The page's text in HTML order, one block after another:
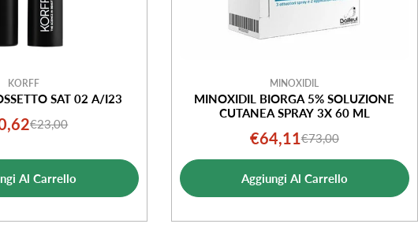
KORFF
SAT 02 A/I23
Prezzo
vendita
Prezzo
€23,00
Al Carrello
MINOXIDIL
MINOXIDIL BIORGA 5% SOLUZIONE
CUTANEA SPRAY 3X 60 ML
Prezzo
di
vendita
€64,11Prezzo
normale
€73,00
Aggiungi Al Carrello